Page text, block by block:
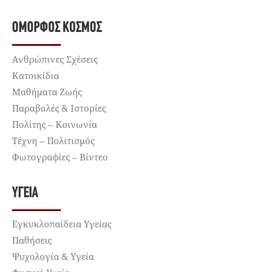
ΌΜΟΡΦΟΣ ΚΌΣΜΟΣ
Ανθρώπινες Σχέσεις
Κατοικίδια
Μαθήματα Ζωής
Παραβολές & Ιστορίες
Πολίτης – Κοινωνία
Τέχνη – Πολιτισμός
Φωτογραφίες – Βίντεο
ΥΓΕΊΑ
Εγκυκλοπαίδεια Υγείας
Παθήσεις
Ψυχολογία & Υγεία